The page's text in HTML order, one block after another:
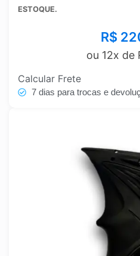
ESTOQUE.
R$
ou 12x de
Calcular Frete
7 dias para trocas e